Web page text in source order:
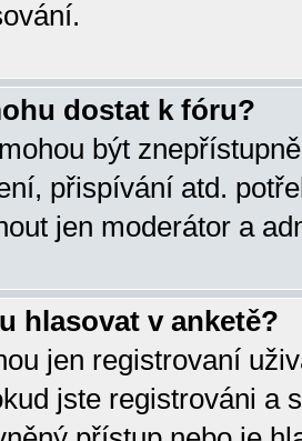
dostat k fóru?
být
přispívání atd.
jen moderátor a
hlasovat v anketě?
jen registrovaní
jste registrováni a